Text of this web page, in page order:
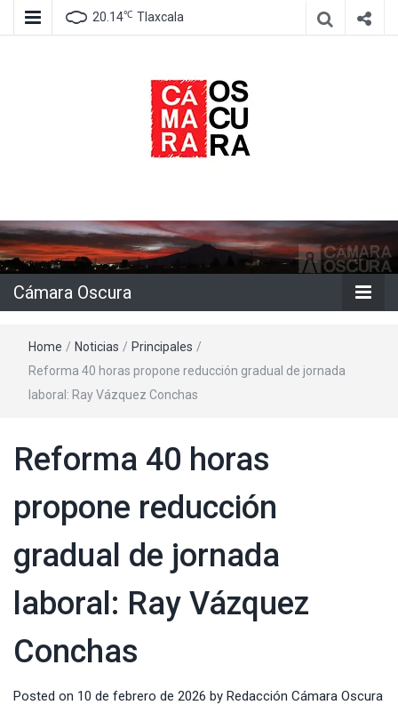
20.14℃ Tlaxcala
Cámara
Oscura
Cámara Oscura
Home / Noticias / Principales /
Reforma 40 horas propone reducción gradual de jornada
laboral: Ray Vázquez Conchas
Reforma 40 horas
propone reducción
gradual de jornada
laboral: Ray Vázquez
Conchas
Posted on 10 de febrero de 2026 by Redacción Cámara Oscura